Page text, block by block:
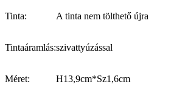
Tinta: A tinta nem tölthető újra
Tintaáramlás:szivattyúzással
Méret: H13,9cm*Sz1,6cm